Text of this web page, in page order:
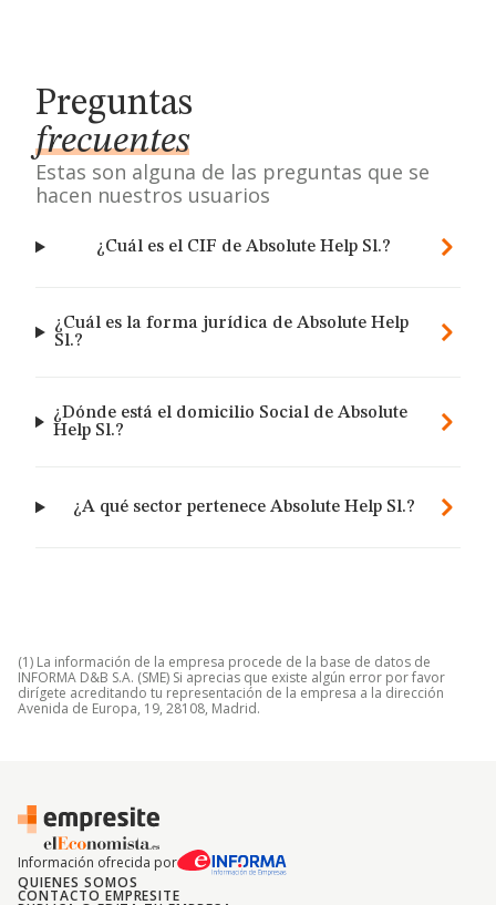
Preguntas
frecuentes
Estas son alguna de las preguntas que se
hacen nuestros usuarios
¿Cuál es el CIF de Absolute Help Sl.?
¿Cuál es la forma jurídica de Absolute Help
Sl.?
¿Dónde está el domicilio Social de Absolute
Help Sl.?
¿A qué sector pertenece Absolute Help Sl.?
(1) La información de la empresa procede de la base de datos de
INFORMA D&B S.A. (SME) Si aprecias que existe algún error por favor
dirígete acreditando tu representación de la empresa a la dirección
Avenida de Europa, 19, 28108, Madrid.
Información ofrecida por
QUIENES SOMOS
CONTACTO EMPRESITE